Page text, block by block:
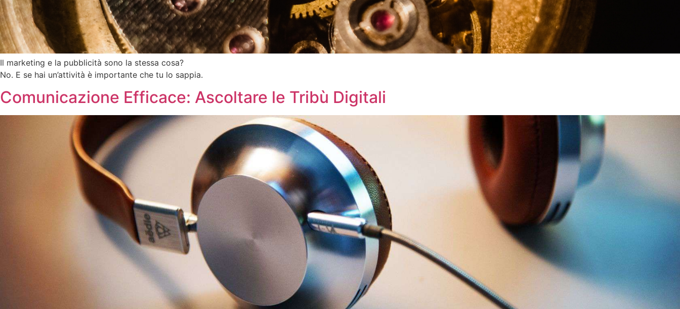
Il marketing e la pubblicità sono la stessa cosa?
No. E se hai un’attività è importante che tu lo sappia.
Comunicazione Efficace: Ascoltare le Tribù Digitali